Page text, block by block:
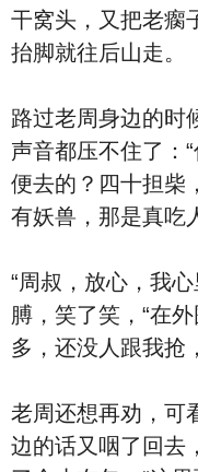
干窝头，又把老瘸
抬脚就往后山走。
路过老周身边的时
声音都压不住了：
便去的？四十担柴
有妖兽，那是真吃
“周叔，放心，我
膊，笑了笑，“在
多，还没人跟我抢
老周还想再劝，可
边的话又咽了回去